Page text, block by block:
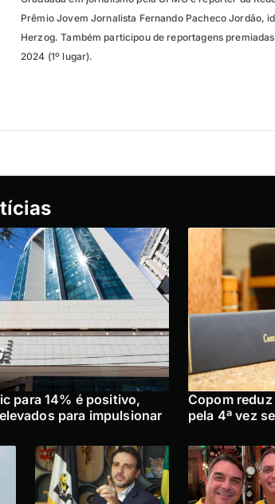
Prêmio Jovem Jornalista Fernando Pacheco Jordão,
Herzog. Também participou de reportagens
2024 (1º lugar).
para 14% é positivo,
para impulsionar
Copom
pela 4ª vez